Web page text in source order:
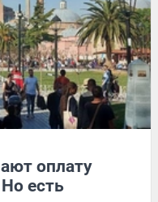
оплату
есть